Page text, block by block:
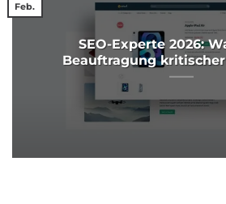
SEO-Experte 2026:
Beauftragung
Feb.